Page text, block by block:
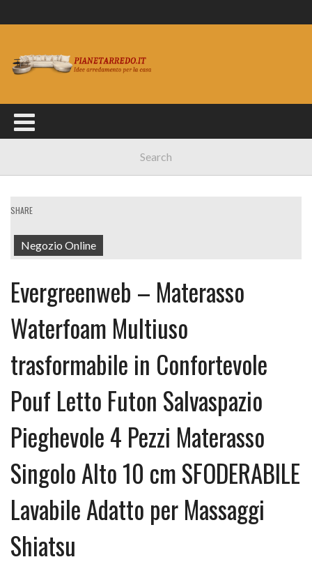
SHARE
Negozio Online
Evergreenweb – Materasso
Waterfoam Multiuso
trasformabile in Confortevole
Pouf Letto Futon Salvaspazio
Pieghevole 4 Pezzi Materasso
Singolo Alto 10 cm SFODERABILE
Lavabile Adatto per Massaggi
Shiatsu